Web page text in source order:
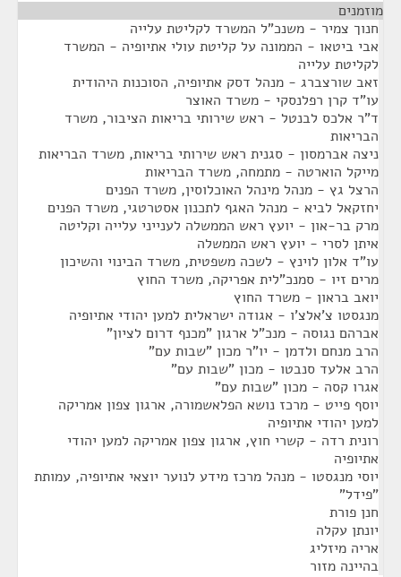
מוזמנים
חנוך צמיר - משנכ"ל המשרד לקליטת עלייה
אבי ביטאו - הממונה על קליטת עולי אתיופיה - המשרד
לקליטת עלייה
זאב שורצברג - מנהל דסק אתיופיה, הסוכנות היהודית
עו"ד קרן רפלנסקי - משרד האוצר
ד"ר אלכס לבנטל - ראש שירותי בריאות הציבור, משרד
הבריאות
ניצה אברמסון - סגנית ראש שירותי בריאות, משרד הבריאות
מייקל הוארטה - מתמחה, משרד הבריאות
הרצל גץ - מנהל מינהל האוכלוסין, משרד הפנים
יחזקאל לביא - מנהל האגף לתכנון אסטרטגי, משרד הפנים
מרק בר-און - יועץ ראש הממשלה לענייני עלייה וקליטה
איתן לסרי - יועץ ראש הממשלה
עו"ד אלון לוינץ - לשכה משפטית, משרד הבינוי והשיכון
מרים זיו - סמנכ"לית אפריקה, משרד החוץ
יואב בראון - משרד החוץ
מנגסטו צ'אלצ'ו - אגודה ישראלית למען יהודי אתיופיה
אברהם נגוסה - מנכ"ל ארגון "מכנף דרום לציון"
הרב מנחם ולדמן - יו"ר מכון "שבות עם"
הרב אלעד סנבטו - מכון "שבות עם"
אגרו קסה - מכון "שבות עם"
יוסף פייט - מרכז נושא הפלאשמורה, ארגון צפון אמריקה
למען יהודי אתיופיה
רונית רדה - קשרי חוץ, ארגון צפון אמריקה למען יהודי
אתיופיה
יוסי מנגסטו - מנהל מרכז מידע לנוער יוצאי אתיופיה, עמותת
"פידל"
חנן פורת
יונתן עקלה
אריה מיזליג
בהיינה מזור